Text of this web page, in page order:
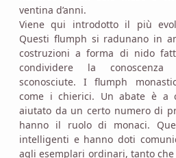
ventina d’anni.
Viene qui introdotto il più
Questi flumph si radunano in
costruzioni a forma di nido
condividere la
sconosciute. I flumph
come i chierici. Un abate è a
aiutato da un certo numero di
hanno il ruolo di monaci.
intelligenti e hanno doti
agli esemplari ordinari, tanto